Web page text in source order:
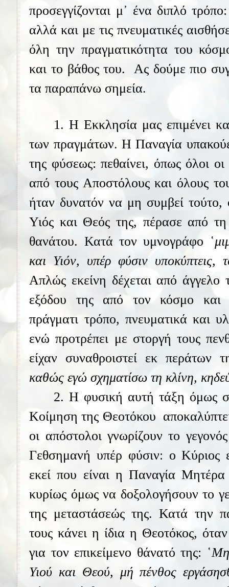
προσεγγίζονται μ᾽ ένα διπλό
αλλά και με τις πνευματικές
όλη την πραγματικότητα του
και το βάθος του.
Ας δούμε πιο
τα παραπάνω σημεία.
1. Η Εκκλησία μας επιμένει
των πραγμάτων. Η Παναγία
της φύσεως: πεθαίνει, όπως όλοι
από τους Αποστόλους και όλους
ήταν δυνατόν να μη συμβεί τούτο,
Υιός και Θεός της, πέρασε από τη
θανάτου. Κατά τον υμνογράφο ῾
και Υιόν, υπέρ φύσιν υποκύπτεις,
Απλώς εκείνη δέχεται από άγγελο
εξόδου της από τον κόσμο και
πράγματι τρόπο, πνευματικά και
ενώ προτρέπει με στοργή τους
είχαν συναθροιστεί εκ περάτων
καθώς εγώ σχηματίσω τη κλίνη,
2. Η φυσική αυτή τάξη όμως
Κοίμηση της Θεοτόκου
οι απόστολοι γνωρίζουν το
Γεθσημανή υπέρ φύσιν: ο Κύριος
εκεί που είναι η Παναγία
κυρίως όμως να δοξολογήσουν το
της μεταστάσεώς της. Κατά την
τους κάνει η ίδια η Θεοτόκος,
για τον επικείμενο θάνατό της: ῾Μη
Υιού και Θεού, μή πένθος